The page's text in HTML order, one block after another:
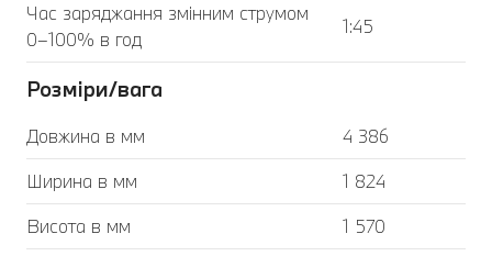
Час заряджання змінним струмом
0–100% в год
1:45
Розміри/вага
Довжина в мм
4 386
Ширина в мм
1 824
Висота в мм
1 570